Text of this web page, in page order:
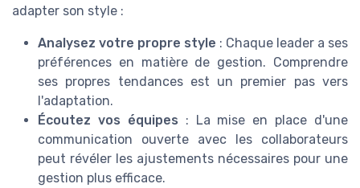
adapter son style :
Analysez votre propre style : Chaque leader a ses
préférences en matière de gestion. Comprendre
ses propres tendances est un premier pas vers
l'adaptation.
Écoutez vos équipes : La mise en place d'une
communication ouverte avec les collaborateurs
peut révéler les ajustements nécessaires pour une
gestion plus efficace.